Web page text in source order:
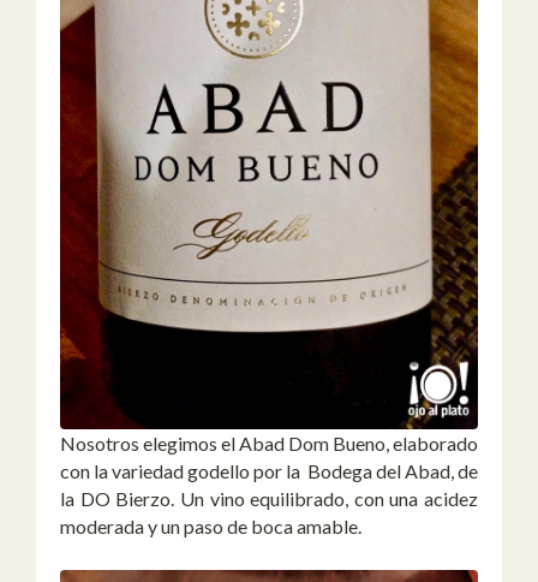
Nosotros elegimos el Abad Dom Bueno, elaborado
con la variedad godello por la Bodega del Abad, de
la DO Bierzo. Un vino equilibrado, con una acidez
moderada y un paso de boca amable.